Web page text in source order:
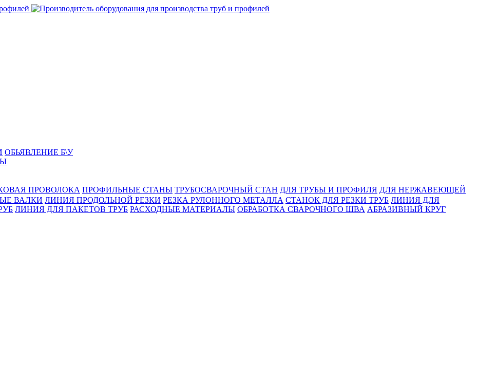
ОБЬЯВЛЕНИЕ Б\У
ПРОВОЛОКА ПРОФИЛЬНЫЕ СТАНЫ ТРУБОСВАРОЧНЫЙ СТАН ДЛЯ ТРУБЫ И ПРОФИЛЯ ДЛЯ НЕРЖАВЕЮЩЕЙ
ВАЛКИ ЛИНИЯ ПРОДОЛЬНОЙ РЕЗКИ РЕЗКА РУЛОННОГО МЕТАЛЛА СТАНОК ДЛЯ РЕЗКИ ТРУБ ЛИНИЯ ДЛЯ
ЛИНИЯ ДЛЯ ПАКЕТОВ ТРУБ РАСХОДНЫЕ МАТЕРИАЛЫ OБРАБОТКА СВАРОЧНОГО ШВА АБРАЗИВНЫЙ КРУГ